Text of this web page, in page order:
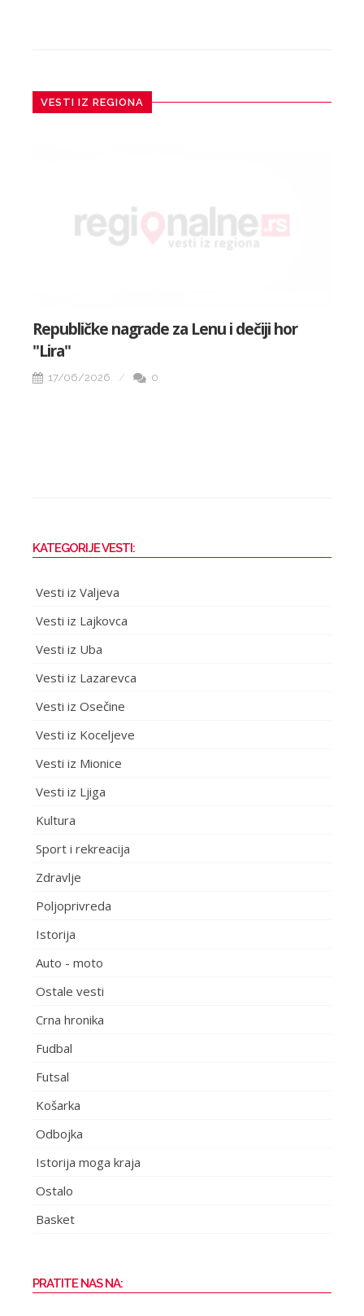
VESTI IZ REGIONA
Republičke nagrade za Lenu i dečiji hor
"Lira"
17/06/2026 0
KATEGORIJE VESTI:
Vesti iz Valjeva
Vesti iz Lajkovca
Vesti iz Uba
Vesti iz Lazarevca
Vesti iz Osečine
Vesti iz Koceljeve
Vesti iz Mionice
Vesti iz Ljiga
Kultura
Sport i rekreacija
Zdravlje
Poljoprivreda
Istorija
Auto - moto
Ostale vesti
Crna hronika
Fudbal
Futsal
Košarka
Odbojka
Istorija moga kraja
Ostalo
Basket
PRATITE NAS NA: